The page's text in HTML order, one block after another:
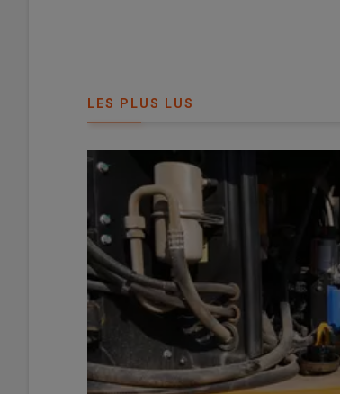
© David Laisney
[Mis à jour le 3 août à 15h45]
Pour alimenter leurs engins agricoles
du gazole non-routier (GNR) depuis 2011
Lire aussi :GNR agricole :
LES PLUS LUS